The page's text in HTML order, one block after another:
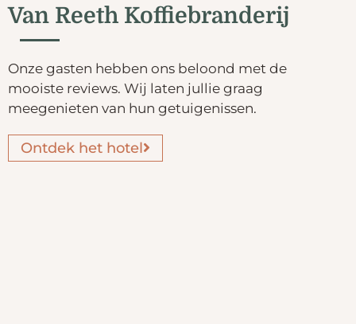
Van Reeth Koffiebranderij
Onze gasten hebben ons beloond met de
mooiste reviews. Wij laten jullie graag
meegenieten van hun getuigenissen.
Ontdek het hotel